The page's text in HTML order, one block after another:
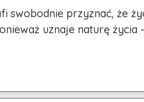
swobodnie przyznać, że
uznaje naturę życia